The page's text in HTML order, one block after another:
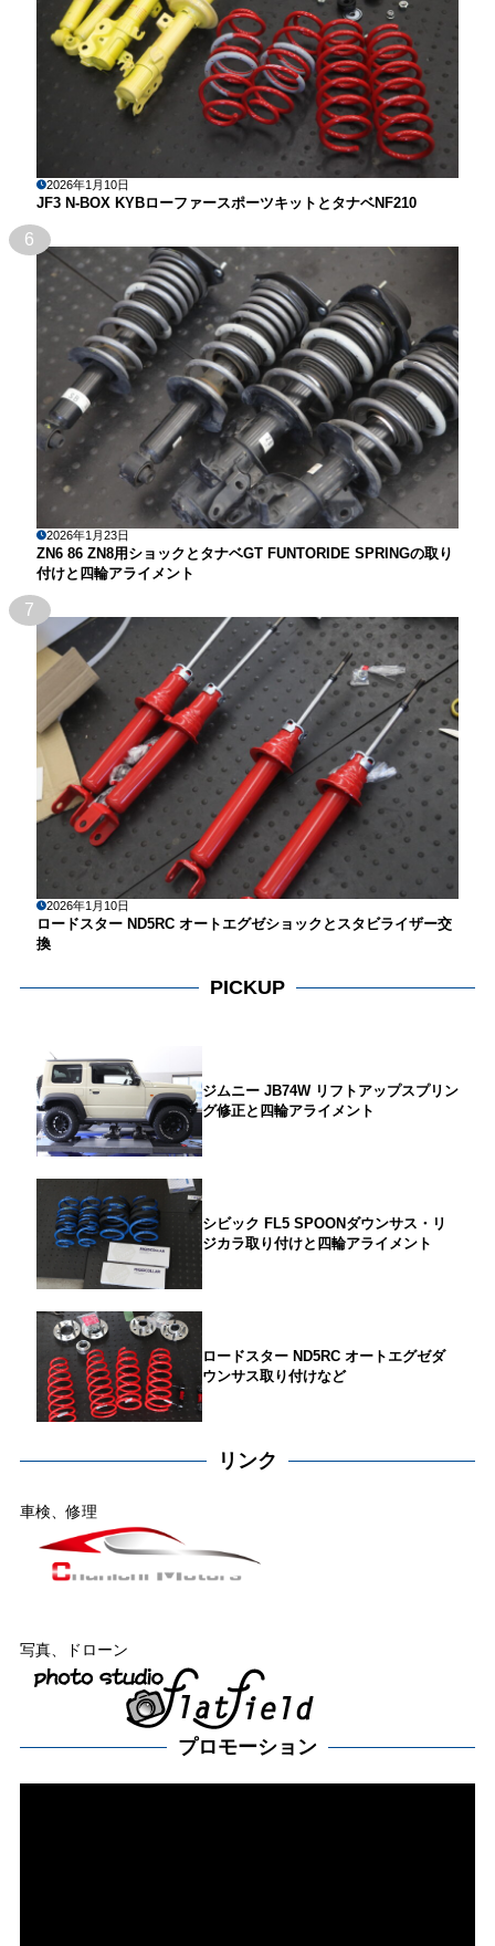
2026年1月10日
JF3 N-BOX KYBローファースポーツキットとタナベNF210
6
2026年1月23日
ZN6 86 ZN8用ショックとタナベGT FUNTORIDE SPRINGの取り
付けと四輪アライメント
7
2026年1月10日
ロードスター ND5RC オートエグゼショックとスタビライザー交
換
PICKUP
ジムニー JB74W リフトアップスプリン
グ修正と四輪アライメント
シビック FL5 SPOONダウンサス・リ
ジカラ取り付けと四輪アライメント
ロードスター ND5RC オートエグゼダ
ウンサス取り付けなど
リンク
車検、修理
写真、ドローン
プロモーション